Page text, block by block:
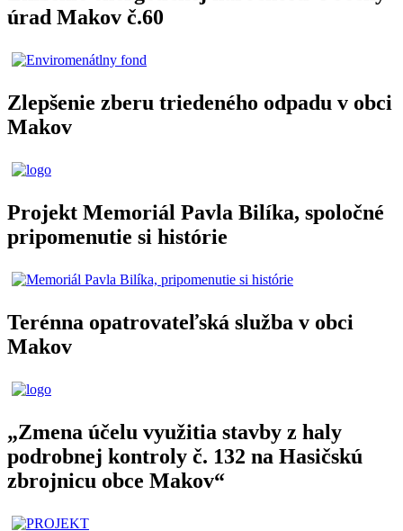
úrad Makov č.60
Zlepšenie zberu triedeného odpadu v obci
Makov
Projekt Memoriál Pavla Bilíka, spoločné
pripomenutie si histórie
Terénna opatrovateľská služba v obci
Makov
„Zmena účelu využitia stavby z haly
podrobnej kontroly č. 132 na Hasičskú
zbrojnicu obce Makov“